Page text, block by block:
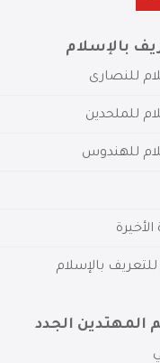
بالإسلام
للنصارى
للملحدين
للهندوس
للتعريف بالإسلام
المهتدين الجدد